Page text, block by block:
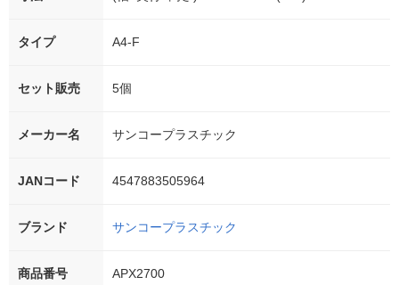
タイプ A4-F
セット販売 5個
メーカー名 サンコープラスチック
JANコード 4547883505964
ブランド サンコープラスチック
商品番号 APX2700